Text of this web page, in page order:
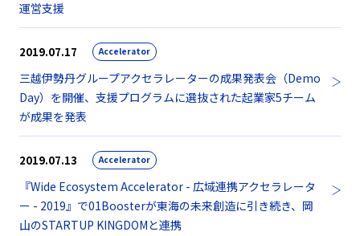
運営支援
2019.07.17 Accelerator
三越伊勢丹グループアクセラレーターの成果発表会（Demo
Day）を開催、支援プログラムに選抜された起業家5チーム
が成果を発表
2019.07.13 Accelerator
『Wide Ecosystem Accelerator - 広域連携アクセラレータ
ー - 2019』で01Boosterが東海の未来創造に引き続き、岡
山のSTARTUP KINGDOMと連携